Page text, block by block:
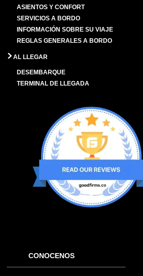
ASIENTOS Y CONFORT
SERVICIOS A BORDO
INFORMACIÓN SOBRE SU VIAJE
REGLAS GENERALES A BORDO
AL LLEGAR
DESEMBARQUE
TERMINAL DE LLEGADA
CONOCENOS